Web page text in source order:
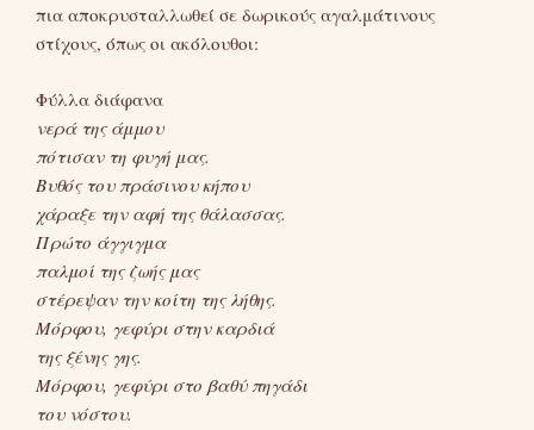
πια αποκρυσταλλωθεί σε δωρικούς αγαλμάτινους
στίχους, όπως οι ακόλουθοι:
Φύλλα διάφανα
νερά της άμμου
πότισαν τη φυγή μας.
Βυθός του πράσινου κήπου
χάραξε την αφή της θάλασσας.
Πρώτο άγγιγμα
παλμοί της ζωής μας
στέρεψαν την κοίτη της λήθης.
Μόρφου, γεφύρι στην καρδιά
της ξένης γης.
Μόρφου, γεφύρι στο βαθύ πηγάδι
του νόστου.